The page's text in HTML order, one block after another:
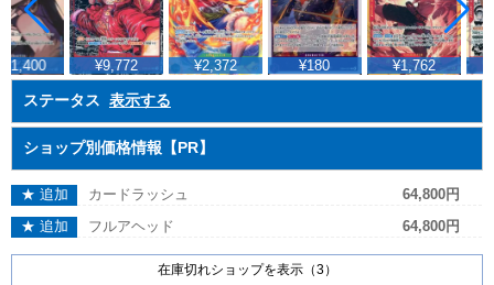
¥9,772 ¥2,372 ¥180 ¥1,762
ステータス 表示する
ショップ別価格情報【PR】
★ 追加 カードラッシュ
64,800円
★ 追加
フルアヘッド 64,800円
在庫切れショップを表示（3）